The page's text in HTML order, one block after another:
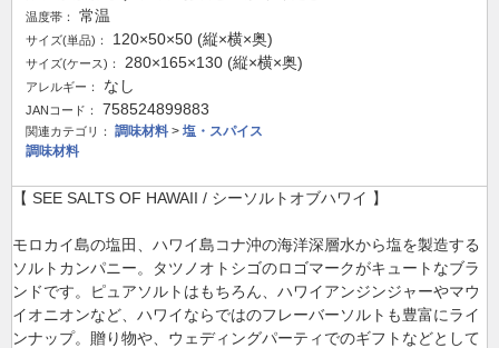
温度帯： 常温
サイズ(単品)： 120×50×50 (縦×横×奥)
サイズ(ケース)： 280×165×130 (縦×横×奥)
アレルギー： なし
JANコード： 758524899883
関連カテゴリ： 調味材料 > 塩・スパイス
調味材料
【 SEE SALTS OF HAWAII / シーソルトオブハワイ 】
モロカイ島の塩田、ハワイ島コナ沖の海洋深層水から塩を製造する
ソルトカンパニー。タツノオトシゴのロゴマークがキュートなブラ
ンドです。ピュアソルトはもちろん、ハワイアンジンジャーやマウ
イオニオンなど、ハワイならではのフレーバーソルトも豊富にライ
ンナップ。贈り物や、ウェディングパーティでのギフトなどとして